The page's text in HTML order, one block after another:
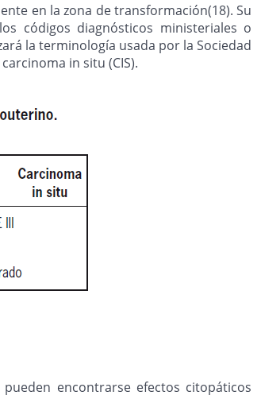
en la zona de transformación(18). Su
códigos diagnósticos ministeriales o
la terminología usada por la Sociedad
in situ (CIS).
encontrarse efectos citopáticos